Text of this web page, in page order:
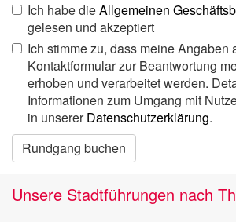
Ich habe dieAllgemeinen
gelesen und akzeptiert
Ich stimme zu, dass meine Angaben
Kontaktformular zur Beantwortung
erhoben und verarbeitet werden.
Informationen zum Umgang mit
in unsererDatenschutzerklärung.
Rundgang buchen
Unsere Stadtführungen nach